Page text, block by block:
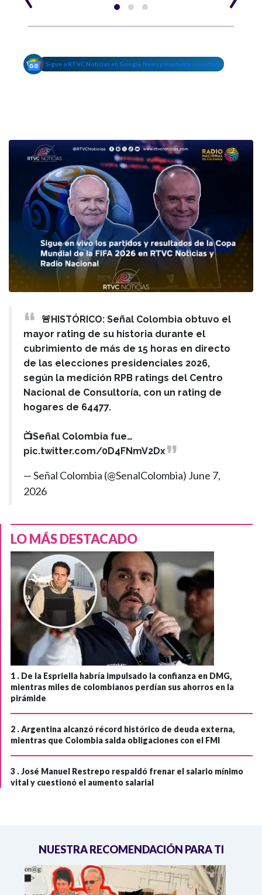
Sigue a RTVC Noticias en Google News y mantente conectado
🚨HISTÓRICO: Señal Colombia obtuvo el
mayor rating de su historia durante el
cubrimiento de más de 15 horas en directo
de las elecciones presidenciales 2026,
según la medición RPB ratings del Centro
Nacional de Consultoría, con un rating de
hogares de 64477.
📺Señal Colombia fue…
pic.twitter.com/0D4FNmV2Dx
— Señal Colombia (@SenalColombia) June 7,
2026
LO MÁS DESTACADO
1 . De la Espriella habría impulsado la confianza en DMG,
mientras miles de colombianos perdían sus ahorros en la
pirámide
2 .Argentina alcanzó récord histórico de deuda externa,
mientras que Colombia salda obligaciones con el FMI
3 .José Manuel Restrepo respaldó frenar el salario mínimo
vital y cuestionó el aumento salarial
NUESTRA RECOMENDACIÓN PARA TI